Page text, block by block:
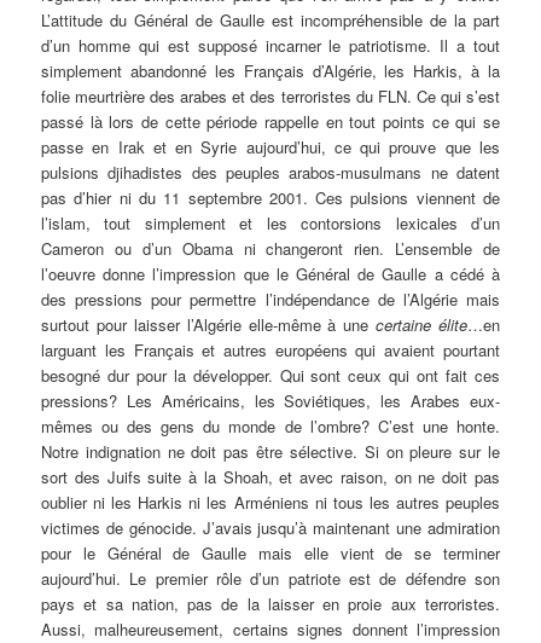
L’attitude du Général de Gaulle est incompréhensible de la part
d’un homme qui est supposé incarner le patriotisme. Il a tout
simplement abandonné les Français d’Algérie, les Harkis, à la
folie meurtrière des arabes et des terroristes du FLN. Ce qui s’est
passé là lors de cette période rappelle en tout points ce qui se
passe en Irak et en Syrie aujourd’hui, ce qui prouve que les
pulsions djihadistes des peuples arabos-musulmans ne datent
pas d’hier ni du 11 septembre 2001. Ces pulsions viennent de
l’islam, tout simplement et les contorsions lexicales d’un
Cameron ou d’un Obama ni changeront rien. L’ensemble de
l’oeuvre donne l’impression que le Général de Gaulle a cédé à
des pressions pour permettre l’indépendance de l’Algérie mais
surtout pour laisser l’Algérie elle-même à unecertaine élite…en
larguant les Français et autres européens qui avaient pourtant
besogné dur pour la développer. Qui sont ceux qui ont fait ces
pressions? Les Américains, les Soviétiques, les Arabes eux-
mêmes ou des gens du monde de l’ombre? C’est une honte.
Notre indignation ne doit pas être sélective. Si on pleure sur le
sort des Juifs suite à la Shoah, et avec raison, on ne doit pas
oublier ni les Harkis ni les Arméniens ni tous les autres peuples
victimes de génocide. J’avais jusqu’à maintenant une admiration
pour le Général de Gaulle mais elle vient de se terminer
aujourd’hui. Le premier rôle d’un patriote est de défendre son
pays et sa nation, pas de la laisser en proie aux terroristes.
Aussi, malheureusement, certains signes donnent l’impression